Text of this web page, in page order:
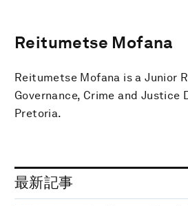
Reitumetse Mofana
Reitumetse Mofana is a Junior
Governance, Crime and Justice
Pretoria.
最新記事